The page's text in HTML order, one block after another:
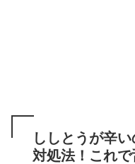
ししとうが辛
対処法！これ